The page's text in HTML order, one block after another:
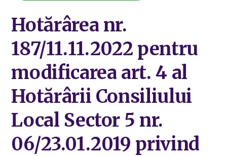
Hotărârea nr.
187/11.11.2022 pentru
modificarea art. 4 al
Hotărârii Consiliului
Local Sector 5 nr.
06/23.01.2019 privind